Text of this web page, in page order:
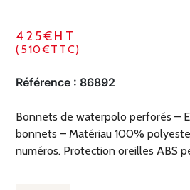
425€HT
(510€TTC)
Référence : 86892
Bonnets de waterpolo perforés –
bonnets – Matériau 100%
numéros. Protection oreilles ABS